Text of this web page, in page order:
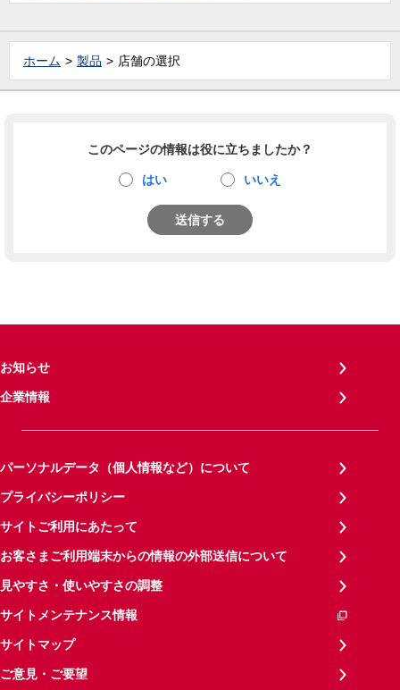
ホーム 製品 店舗の選択
このページの情報は役に立ちましたか？
はい いいえ
送信する
お知らせ
企業情報
パーソナルデータ（個人情報など）について
プライバシーポリシー
サイトご利用にあたって
お客さまご利用端末からの情報の外部送信について
見やすさ・使いやすさの調整
サイトメンテナンス情報
サイトマップ
ご意見・ご要望